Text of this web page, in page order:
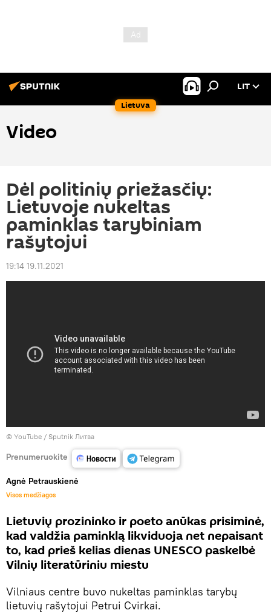
Lietuva
LIT
Video
Dėl politinių priežasčių:
Lietuvoje nukeltas
paminklas tarybiniam
rašytojui
19:14 19.11.2021
© YouTube / Sputnik Литва
Prenumeruokite
Agnė Petrauskienė
Visos medžiagos
Lietuvių prozininko ir poeto anūkas prisiminė,
kad valdžia paminklą likviduoja net nepaisant
to, kad prieš kelias dienas UNESCO paskelbė
Vilnių literatūriniu miestu
Vilniaus centre buvo nukeltas paminklas tarybų
lietuvių rašytojui Petrui Cvirkai.